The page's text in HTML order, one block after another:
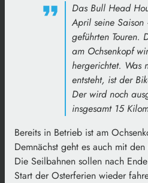
Das Bull Head
April seine
geführten Touren.
am Ochsenkopf
hergerichtet. Was
entsteht, ist der
Der wird noch
insgesamt 15
Bereits in Betrieb ist am
Demnächst geht es auch mit
Die Seilbahnen sollen nach
Start der Osterferien wieder